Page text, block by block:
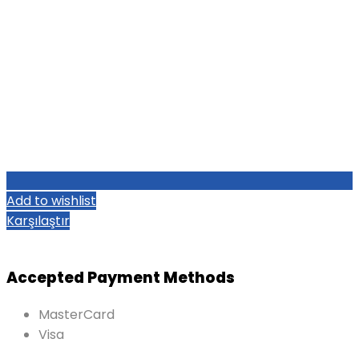
Add to wishlist
Karşılaştır
Accepted Payment Methods
MasterCard
Visa